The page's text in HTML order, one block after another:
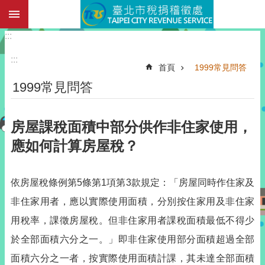
跳到主要內容區塊
:::
:::
首頁 1999常見問答
1999常見問答
房屋課稅面積中部分供作非住家使用，
應如何計算房屋稅？
依房屋稅條例第5條第1項第3款規定：「房屋同時作住家及
非住家用者，應以實際使用面積，分別按住家用及非住家
用稅率，課徵房屋稅。但非住家用者課稅面積最低不得少
於全部面積六分之一。」即非住家使用部分面積超過全部
面積六分之一者，按實際使用面積計課，其未達全部面積